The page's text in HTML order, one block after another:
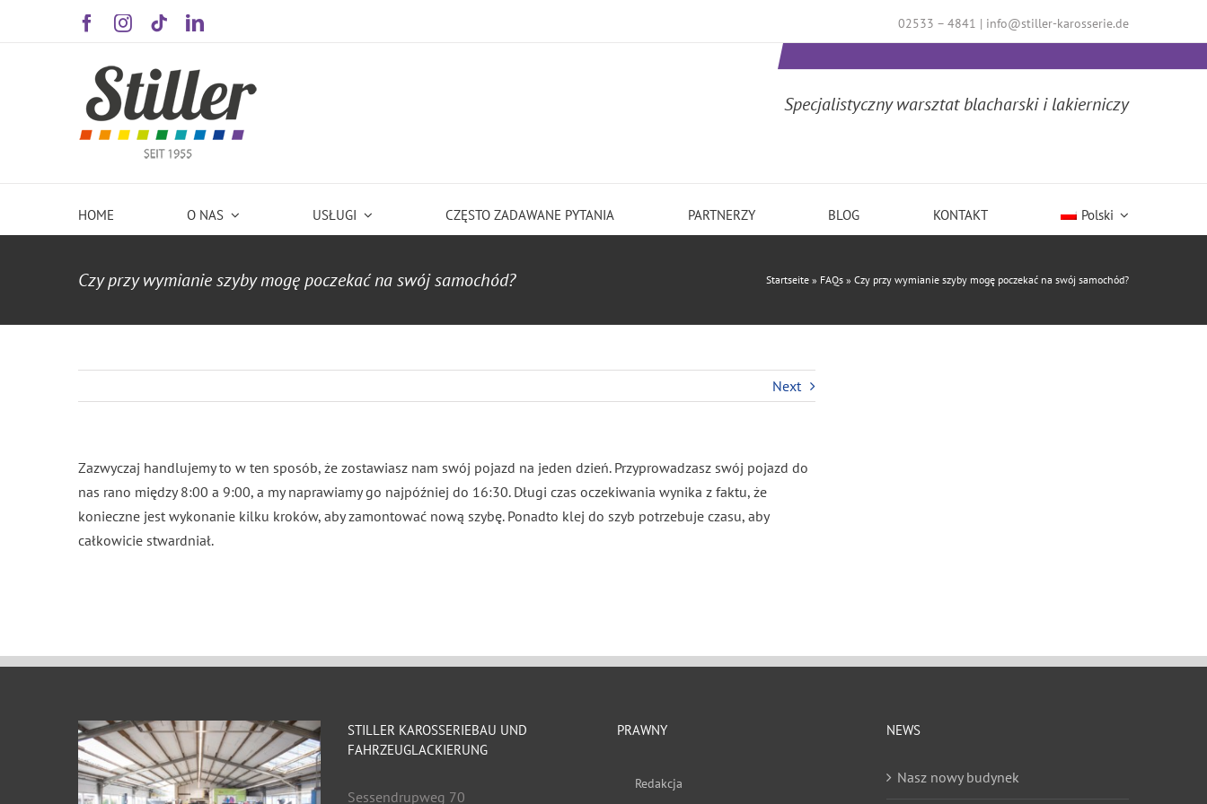
02533 – 4841 | info@stiller-karosserie.de
Specjalistyczny warsztat blacharski i lakierniczy
HOME O NAS USŁUGI CZĘSTO ZADAWANE PYTANIA PARTNERZY BLOG KONTAKT Polski
Czy przy wymianie szyby mogę poczekać na swój samochód? Startseite » FAQs » Czy przy wymianie szyby mogę poczekać na swój samochód?
Next
Zazwyczaj handlujemy to w ten sposób, że zostawiasz nam swój pojazd na jeden dzień. Przyprowadzasz swój pojazd do
nas rano między 8:00 a 9:00, a my naprawiamy go najpóźniej do 16:30. Długi czas oczekiwania wynika z faktu, że
konieczne jest wykonanie kilku kroków, aby zamontować nową szybę. Ponadto klej do szyb potrzebuje czasu, aby
całkowicie stwardniał.
STILLER KAROSSERIEBAU UND
FAHRZEUGLACKIERUNG
Sessendrupweg 70
PRAWNY
Redakcja
NEWS
Nasz nowy budynek